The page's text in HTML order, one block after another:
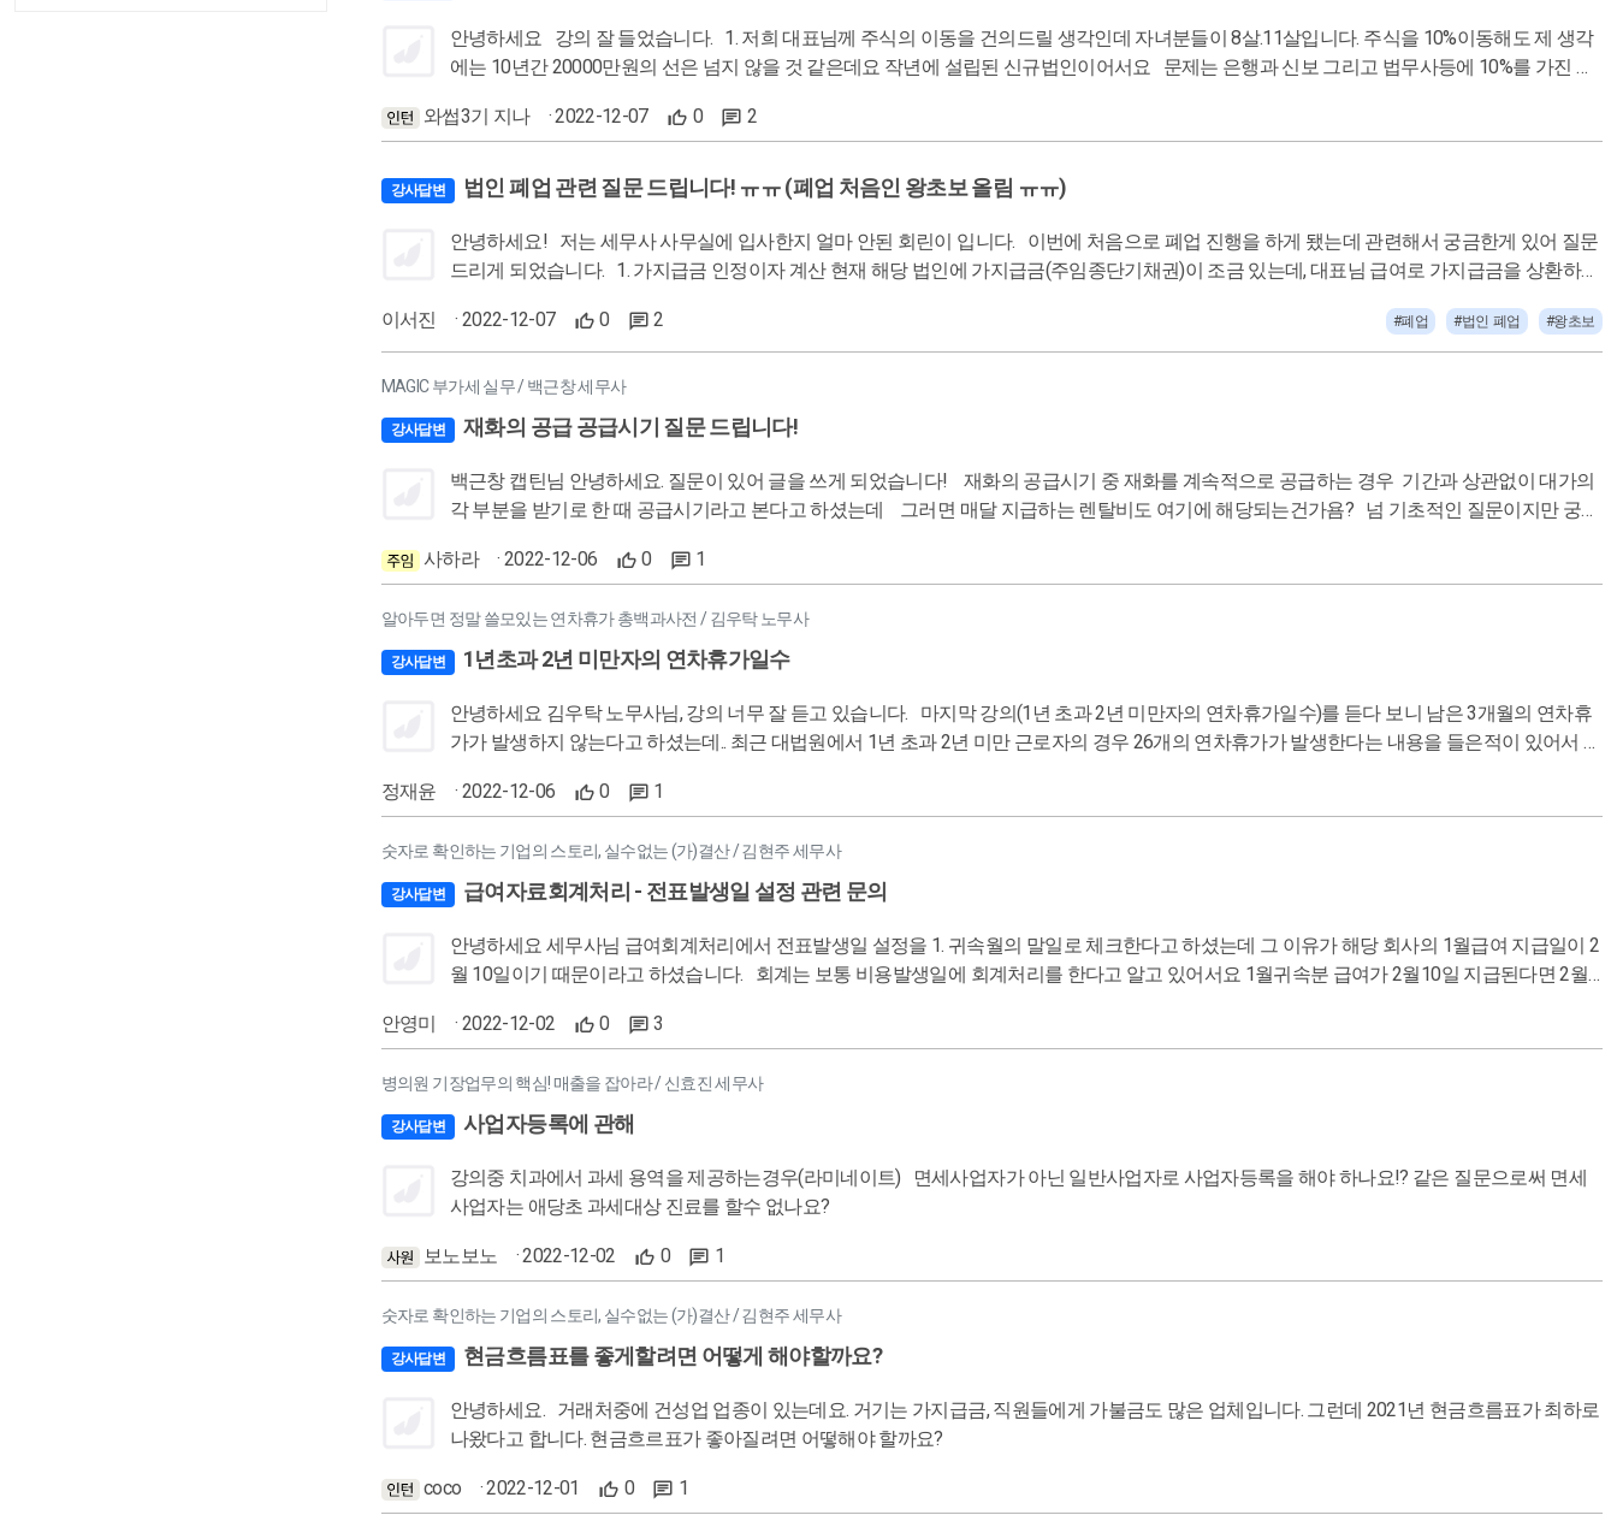
안녕하세요 강의 잘 들었습니다. 1. 저희 대표님께 주식의 이동을 건의드릴 생각인데 자녀분들이 8살.11살입니다. 주식을 10%이동해도 제 생각
에는 10년간 20000만원의 선은 넘지 않을 것 같은데요 작년에 설립된 신규법인이어서요 문제는 은행과 신보 그리고 법무사등에 10%를 가진 주
저희는 당기순이익이 2억 이하여서 법인세는 10%이고 급여는 36%의 세율이신데 이런 상황에서도 급여소득세를 내는 것이 낫다고 생각하시는
어서 여쭤보니 부탁드리겠습니다 강의 듣고 너무나 많은 도움 되었습니다 고맙습니다
와썹3기 지나 · 2022-12-07 0 2
강사답변 법인 폐업 관련 질문 드립니다! ㅠㅠ (폐업 처음인 왕초보 올림 ㅠㅠ)
안녕하세요! 저는 세무사 사무실에 입사한지 얼마 안된 회린이 입니다. 이번에 처음으로 폐업 진행을 하게 됐는데 관련해서 궁금한게 있어 질문
드리게 되었습니다. 1. 가지급금 인정이자 계산 현재 해당 법인에 가지급금(주임종단기채권)이 조금 있는데, 대표님 급여로 가지급금을 상환하시
으로 처리를 했었습니다. 그래서 통장 내역에 관련 입출금 내역은 없는데 이럴 경우엔 인정이자 계산 시 적수를 장부기준으로 하면 되는걸까요..?
2. 폐업 후 인출 소규모 법인이셔서 폐업 후 사업을 다시 재개하지 않으면 8년 후에 자동으로 법인이 소멸되는 것으로 알고 있습니다. (폐업 후 5년
뒤 해산, 해산 후 3년 뒤 청산) 근데 법인이 해산/청산되지 않은 상태에서 법인 통장에 있는 돈을 인출하게 되면 가지급금으로 간주한다는 내용을
봐서 ㅠㅠ 그럼 이럴 경우 세무적으로 추후에 관리해야 하는 사항이 있나요? (법인세 신고 - 세무조정 통해 대표자 상여로 소득처분 등..) 3. 자본금
처리 폐업시 자본금 처리가 따로 필요할까요..? (1) 장부상 처리 - Ex. (차) 자본금 (대) ... (만약 필요하다면 대변엔 어떤 계정을 사용하나요?) (2) 법인
세 신고 - 의제 배당 등 세무조정 사항..? 4. 폐업 후 통장 내역 (정산 등) 폐업 후에는 거래가 불가능한 것으로 알고 있는데, 통장으로 정산되는 부분
은 상관 없는게 맞는지 궁금합니다. 현재 대표님이 4대보험 가입되어 계시는데, 4대보험 상실신고 후 정산되는 부분이 만약 환급이 나온다면 법인
는 불가하더라도 통장 사용은 가능한 것인지도 궁금합니다. (대표님이 인출하시는 것 제외) 궁금한게 더 있었던 것 같은데 막상 질문드리려니
정리가 덜 되어 있는것 같아, 여기까지 질문 드립니다..ㅠㅠ 처음이라 실수할까봐 걱정되기도 하고 조금 긴장도 돼서, 전문가들이 계신 곳에 여쭤
보게 되었습니다! 답변 꼭 부탁드리겠습니다 ㅠㅠㅠㅠㅠ
이서진 · 2022-12-07 0 2 #폐업 #법인 폐업 #왕초보
MAGIC 부가세 실무 / 백근창 세무사
강사답변 재화의 공급 공급시기 질문 드립니다!
백근창 캡틴님 안녕하세요. 질문이 있어 글을 쓰게 되었습니다! 재화의 공급시기 중 재화를 계속적으로 공급하는 경우 기간과 상관없이 대가의
각 부분을 받기로 한 때 공급시기라고 본다고 하셨는데 그러면 매달 지급하는 렌탈비도 여기에 해당되는건가욤? 넘 기초적인 질문이지만 궁금
사하라
· 2022-12-06 0 1
알아두면 정말 쓸모있는 연차휴가 총백과사전 / 김우탁 노무사
강사답변 1년초과 2년 미만자의 연차휴가일수
안녕하세요 김우탁 노무사님, 강의 너무 잘 듣고 있습니다. 마지막 강의(1년 초과 2년 미만자의 연차휴가일수)를 듣다 보니 남은 3개월의 연차휴
가가 발생하지 않는다고 하셨는데.. 최근 대법원에서 1년 초과 2년 미만 근로자의 경우 26개의 연차휴가가 발생한다는 내용을 들은적이 있어서 강
정재윤
· 2022-12-06 0 1
숫자로 확인하는 기업의 스토리, 실수없는 (가)결산 / 김현주 세무사
강사답변 급여자료회계처리 - 전표발생일 설정 관련 문의
안녕하세요 세무사님 급여회계처리에서 전표발생일 설정을 1. 귀속월의 말일로 체크한다고 하셨는데 그 이유가 해당 회사의 1월급여 지급일이 2
월 10일이기 때문이라고 하셨습니다. 회계는 보통 비용발생일에 회계처리를 한다고 알고 있어서요 1월귀속분 급여가 2월10일 지급된다면 2월
안영미 · 2022-12-02 0 3
병의원 기장업무의 핵심! 매출을 잡아라 / 신효진 세무사
강사답변 사업자등록에 관해
강의중 치과에서 과세 용역을 제공하는경우(라미네이트) 면세사업자가 아닌 일반사업자로 사업자등록을 해야 하나요!? 같은 질문으로써 면세
사업자는 애당초 과세대상 진료를 할수 없나요?
보노보노 · 2022-12-02 0 1
숫자로 확인하는 기업의 스토리, 실수없는 (가)결산 / 김현주 세무사
강사답변 현금흐름표를 좋게할려면 어떻게 해야할까요?
안녕하세요. 거래처중에 건성업 업종이 있는데요. 거기는 가지급금, 직원들에게 가불금도 많은 업체입니다. 그런데 2021년 현금흐름표가 최하로
나왔다고 합니다. 현금흐르표가 좋아질려면 어떻해야 할까요?
coco · 2022-12-01 0 1